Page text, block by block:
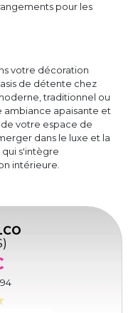
pour les
votre décoration
de détente chez
traditionnel ou
ambiance apaisante et
votre espace de
dans le luxe et la
qui s'intègre
intérieure.
94